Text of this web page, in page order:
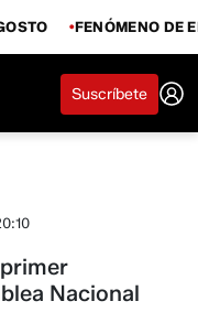
FENÓMENO DE
Suscríbete
Nacional